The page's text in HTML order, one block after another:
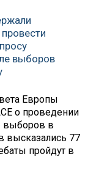
выборов
Европы
о проведении
выборов в
высказались 77
пройдут в